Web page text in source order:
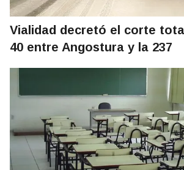
Vialidad decretó el corte
40 entre Angostura y la 237